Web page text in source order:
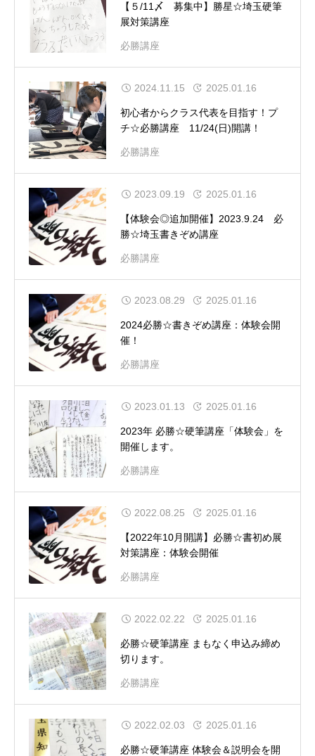
【５/11〆 募集中】勝星☆埼玉硬筆
展対策講座
必勝講座
2024.11.15 2025.01.16
初心者からクラス代表を目指す！プ
チ☆必勝講座 11/24(日)開講！
必勝講座
2023.09.19 2025.01.16
【体験会◎追加開催】2023.9.24 必
勝☆埼玉書きぞめ講座
必勝講座
2023.08.29 2025.01.16
2024必勝☆書きぞめ講座：体験会開
催！
必勝講座
2023.01.13 2025.01.16
2023年 必勝☆硬筆講座「体験会」を
開催します。
必勝講座
2022.08.25 2025.01.16
【2022年10月開講】必勝☆書初め展
対策講座：体験会開催
必勝講座
2022.02.22 2025.01.16
必勝☆硬筆講座 まもなく申込み締め
切ります。
必勝講座
2022.02.03 2025.01.16
必勝☆硬筆講座 体験会＆説明会を開